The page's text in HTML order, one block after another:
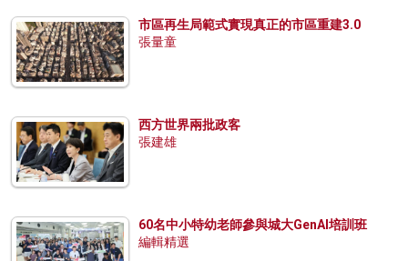
市區再生局範式實現真正的市區重建3.0
張量童
西方世界兩批政客
張建雄
60名中小特幼老師參與城大GenAI培訓班
編輯精選